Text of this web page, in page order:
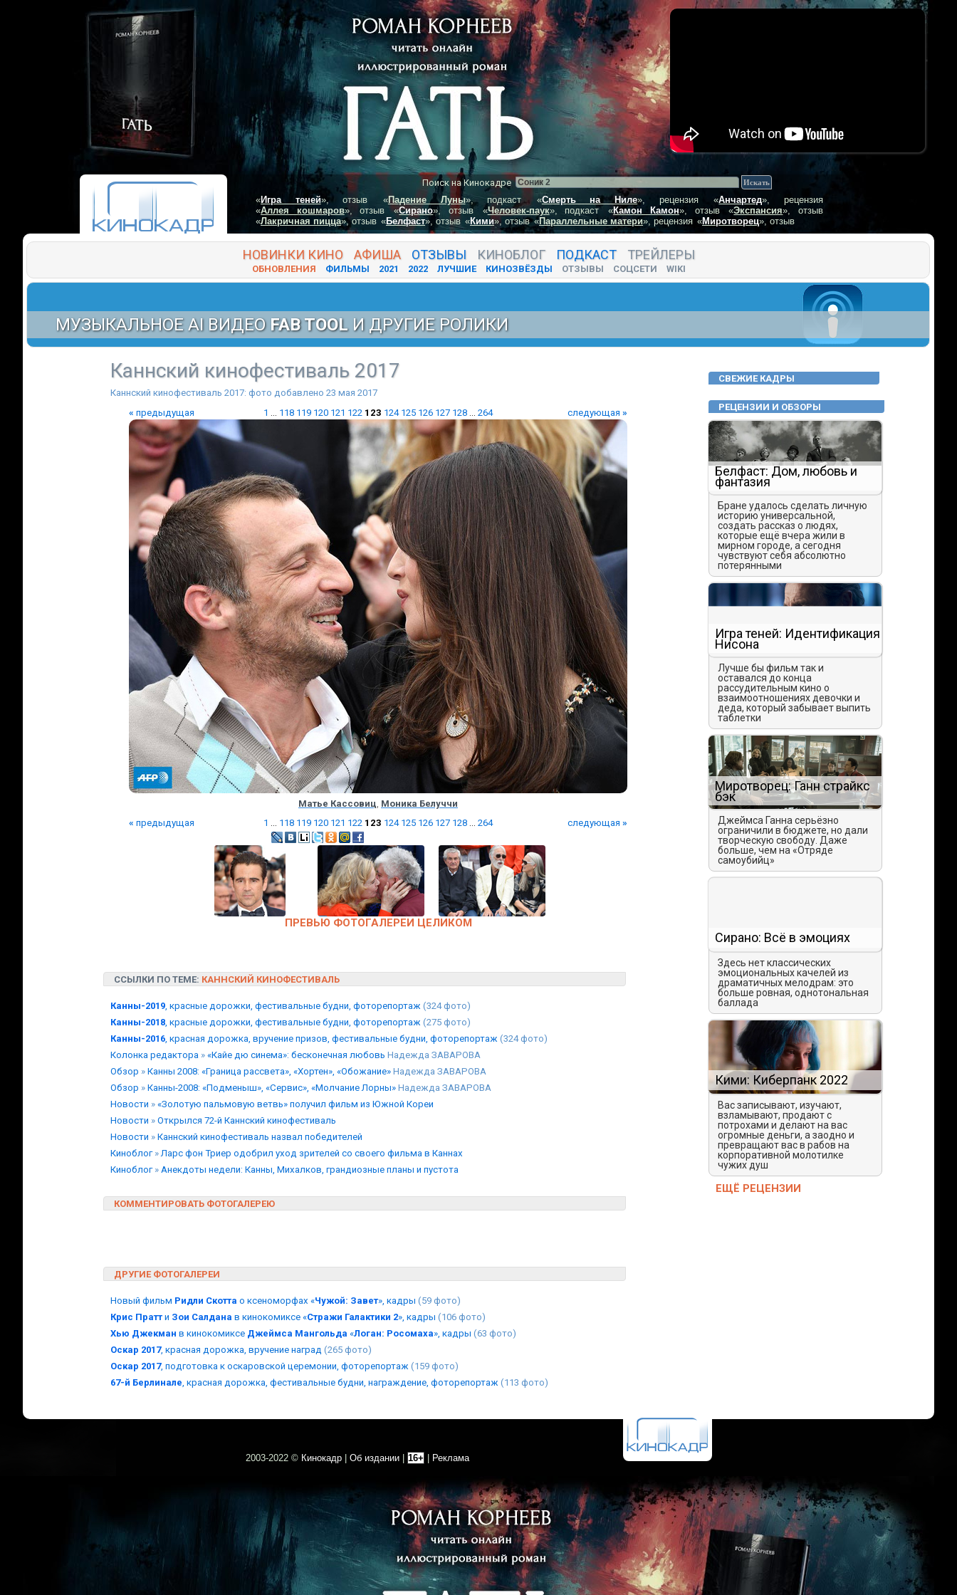
Поиск на Кинокадре
«Игра теней», отзыв «Падение Луны», подкаст «Смерть на Ниле», рецензия «Анчартед», рецензия
«Аллея кошмаров», отзыв «Сирано», отзыв «Человек-паук», подкаст «Камон Камон», отзыв «Экспансия», отзыв
«Лакричная пицца», отзыв «Белфаст», отзыв «Кими», отзыв «Параллельные матери», рецензия «Миротворец», отзыв
НОВИНКИ КИНО АФИША ОТЗЫВЫ КИНОБЛОГ ПОДКАСТ ТРЕЙЛЕРЫ
ОБНОВЛЕНИЯ ФИЛЬМЫ 2021 2022 ЛУЧШИЕ КИНОЗВЁЗДЫ ОТЗЫВЫ СОЦСЕТИ WIKI
МУЗЫКАЛЬНОЕ AI ВИДЕО FAB TOOL И ДРУГИЕ РОЛИКИ
Каннcкий кинофестиваль 2017
Каннcкий кинофестиваль 2017: фото добавлено 23 мая 2017
« предыдущая 1 ... 118 119 120 121 122 123 124 125 126 127 128 ... 264 следующая »
Матье Кассовиц, Моника Белуччи
« предыдущая 1 ... 118 119 120 121 122 123 124 125 126 127 128 ... 264 следующая »
ПРЕВЬЮ ФОТОГАЛЕРЕИ ЦЕЛИКОМ
ССЫЛКИ ПО ТЕМЕ: КАННСКИЙ КИНОФЕСТИВАЛЬ
Канны-2019, красные дорожки, фестивальные будни, фоторепортаж (324 фото)
Канны-2018, красные дорожки, фестивальные будни, фоторепортаж (275 фото)
Канны-2016, красная дорожка, вручение призов, фестивальные будни, фоторепортаж (324 фото)
Колонка редактора » «Кайе дю синема»: бесконечная любовь Надежда ЗАВАРОВА
Обзор » Канны 2008: «Граница рассвета», «Хортен», «Обожание» Надежда ЗАВАРОВА
Обзор » Канны-2008: «Подменыш», «Сервис», «Молчание Лорны» Надежда ЗАВАРОВА
Новости » «Золотую пальмовую ветвь» получил фильм из Южной Кореи
Новости » Открылся 72-й Каннский кинофестиваль
Новости » Каннский кинофестиваль назвал победителей
Киноблог»Ларс фон Триер одобрил уход зрителей со своего фильма в Каннах
Киноблог» Анекдоты недели: Канны, Михалков, грандиозные планы и пустота
КОММЕНТИРОВАТЬ ФОТОГАЛЕРЕЮ
ДРУГИЕ ФОТОГАЛЕРЕИ
Новый фильм Ридли Скотта о ксеноморфах «Чужой: Завет», кадры (59 фото)
Крис Пратт и Зои Салдана в кинокомиксе «Стражи Галактики 2», кадры (106 фото)
Хью Джекман в кинокомиксе Джеймса Мангольда «Логан: Росомаха», кадры (63 фото)
Оскар 2017, красная дорожка, вручение наград (265 фото)
Оскар 2017, подготовка к оскаровской церемонии, фоторепортаж (159 фото)
67-й Берлинале, красная дорожка, фестивальные будни, награждение, фоторепортаж (113 фото)
СВЕЖИЕ КАДРЫ
РЕЦЕНЗИИ И ОБЗОРЫ
Белфаст: Дом, любовь и
фантазия
Бране удалось сделать личную
историю универсальной,
создать рассказ о людях,
которые ещё вчера жили в
мирном городе, а сегодня
чувствуют себя абсолютно
потерянными
Игра теней: Идентификация
Нисона
Лучше бы фильм так и
оставался до конца
рассудительным кино о
взаимоотношениях девочки и
деда, который забывает выпить
таблетки
Миротворец: Ганн страйкс
бэк
Джеймса Ганна серьёзно
ограничили в бюджете, но дали
творческую свободу. Даже
больше, чем на «Отряде
самоубийц»
Сирано: Всё в эмоциях
Здесь нет классических
эмоциональных качелей из
драматичных мелодрам: это
больше ровная, однотональная
баллада
Кими: Киберпанк 2022
Вас записывают, изучают,
взламывают, продают с
потрохами и делают на вас
огромные деньги, а заодно и
превращают вас в рабов на
корпоративной молотилке
чужих душ
ЕЩЁ РЕЦЕНЗИИ
2003-2022 © Кинокадр Об издании| 16+ Реклама